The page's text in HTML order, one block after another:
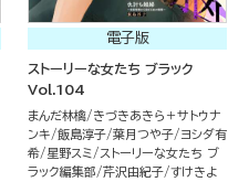
電子版
ストーリーな女たち ブラック
Vol.104
まんだ林檎
きづきあきら＋サトウナ
ンキ
飯島淳子 葉月つや子
ヨシダ有
希
星野スミ
ストーリーな女たち ブ
ラック編集部
芹沢由紀子 すけきよ